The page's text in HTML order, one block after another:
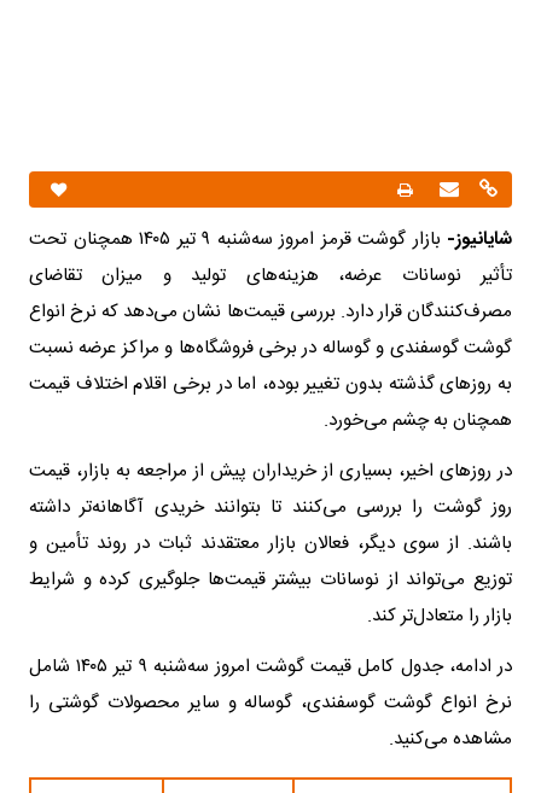
شایانیوز-
بازار گوشت قرمز امروز سه‌شنبه ۹ تیر ۱۴۰۵ همچنان تحت
تأثیر نوسانات عرضه، هزینه‌های تولید و میزان تقاضای
مصرف‌کنندگان قرار دارد. بررسی قیمت‌ها نشان می‌دهد که نرخ انواع
گوشت گوسفندی و گوساله در برخی فروشگاه‌ها و مراکز عرضه نسبت
به روزهای گذشته بدون تغییر بوده، اما در برخی اقلام اختلاف قیمت
همچنان به چشم می‌خورد.
در روزهای اخیر، بسیاری از خریداران پیش از مراجعه به بازار، قیمت
روز گوشت را بررسی می‌کنند تا بتوانند خریدی آگاهانه‌تر داشته
باشند. از سوی دیگر، فعالان بازار معتقدند ثبات در روند تأمین و
توزیع می‌تواند از نوسانات بیشتر قیمت‌ها جلوگیری کرده و شرایط
بازار را متعادل‌تر کند.
در ادامه، جدول کامل قیمت گوشت امروز سه‌شنبه ۹ تیر ۱۴۰۵ شامل
نرخ انواع گوشت گوسفندی، گوساله و سایر محصولات گوشتی را
مشاهده می‌کنید.